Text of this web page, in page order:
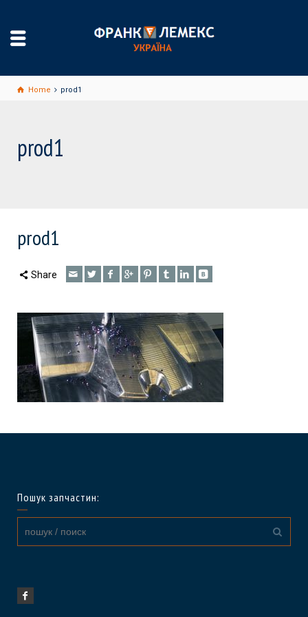
Home prod1
prod1
prod1
Share
Пошук запчастин: